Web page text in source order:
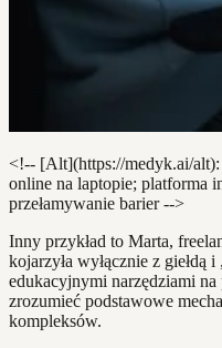
<!-- [Alt](https://medyk.ai/alt):
online na laptopie; platforma
przełamywanie barier -->
Inny przykład to Marta,
kojarzyła wyłącznie z
edukacyjnymi narzędziami
zrozumieć podstawowe
kompleksów.